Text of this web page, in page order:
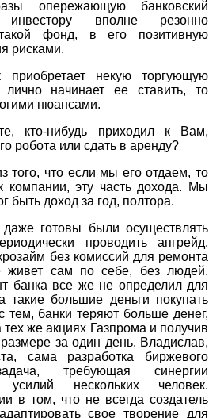
опережающую банковский
инвестору вполне резонно
фонд, в его позитивную
рисками.
приобретает некую торгующую
начинает ее ставить, то
нюансами.
кто-нибудь приходил к Вам,
робота или сдать в аренду?
того, что если мы его отдаем, то
компании, эту часть дохода. Мы
быть доход за год, полтора.
готовы были осуществлять
проводить апгрейд.
без комиссий для ремонта
живет сам по себе, без людей.
банка все же не определил для
такие большие деньги покупать
тем, банки теряют больше денег,
тех же акциях Газпрома и получив
за один день. Владислав,
сама разработка биржевого
требующая синергии
усилий нескольких человек.
в том, что не всегда создатель
свое творение для